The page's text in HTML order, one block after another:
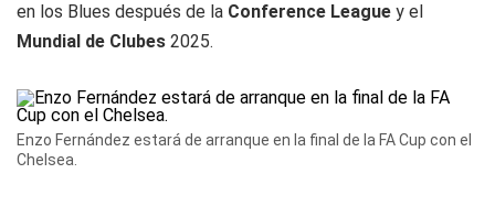
en los Blues después de la Conference League y el
Mundial de Clubes 2025.
Enzo Fernández estará de arranque en la final de la FA Cup con el
Chelsea.